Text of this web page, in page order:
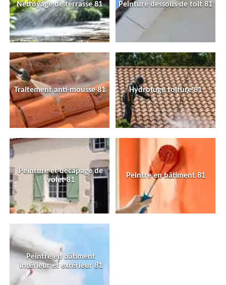
Nettoyage de terrasse 81 Peinture dessous de toit 81
Traitement anti-mousse 81 Hydrofuge toiture 81
Peinture et décapage de
volet 81
Peintre en bâtiment 81
Peintre en bâtiment
intérieur et extérieur 81